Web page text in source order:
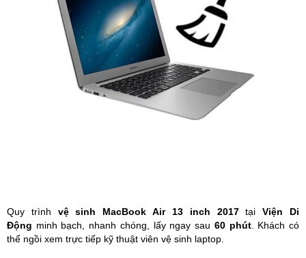
1800.6729(miễn phí)
(Giờ làm việc: 08h00 - 21h00)
Quy trình vệ sinh MacBook Air 13 inch 2017tạiViện Di
Động minh bạch, nhanh chóng, lấy ngay sau 60 phút. Khách có
thể ngồi xem trực tiếp kỹ thuật viên vệ sinh laptop.